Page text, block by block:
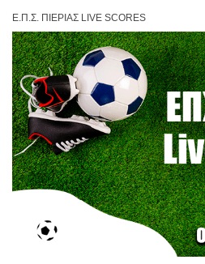
Ε.Π.Σ. ΠΙΕΡΊΑΣ LIVE SCORES